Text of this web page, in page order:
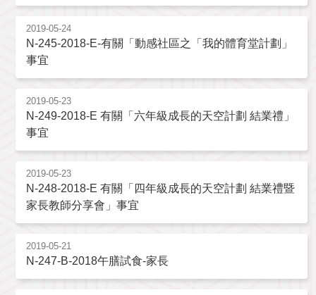
2019-05-24
N-245-2018-E-有關「動感社區之「我的體育堂計劃」
事宜
2019-05-23
N-249-2018-E 有關「六年級成長的天空計劃 結業禮」
事宜
2019-05-23
N-248-2018-E 有關「四年級成長的天空計劃 結業禮暨
家長教師分享會」事宜
2019-05-21
N-247-B-2018午膳試食-家長